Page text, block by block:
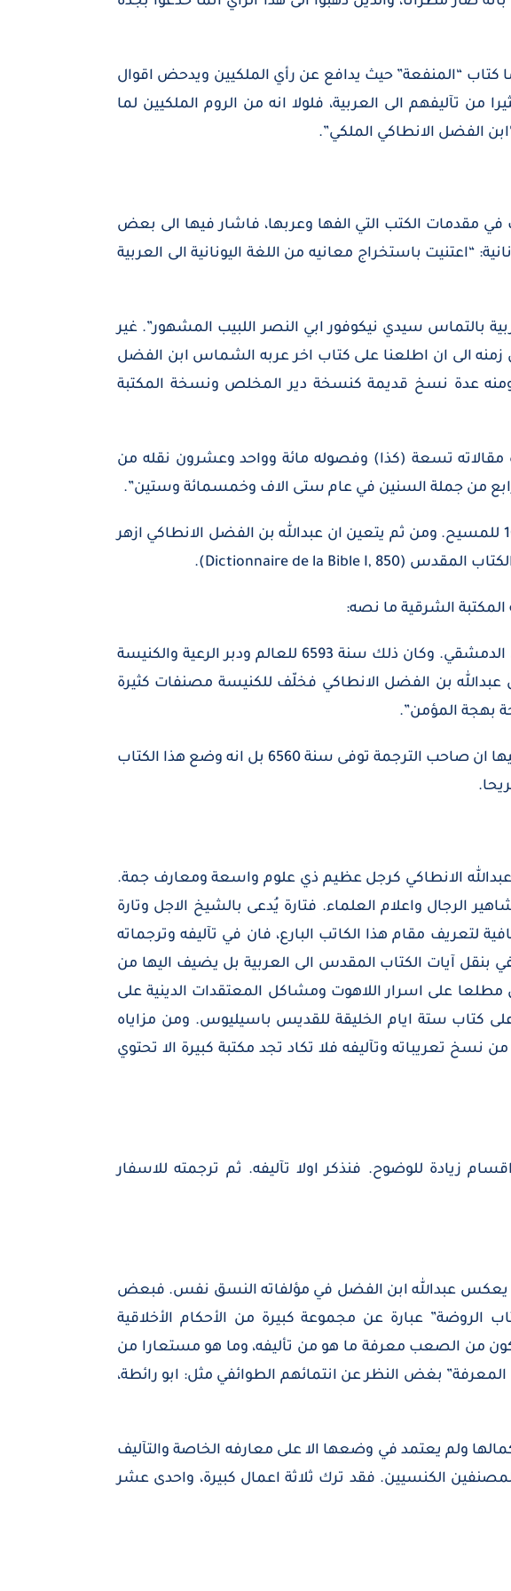
كتاب “المنفعة” حيث يدافع عن رأي الملكيين ويدحض اقوال
من تآليفهم الى العربية، فلولا انه من الروم الملكيين لما
الفضل الانطاكي الملكي”.
مقدمات الكتب التي الفها وعربها، فاشار فيها الى بعض
“اعتنيت باستخراج معانيه من اللغة اليونانية الى العربية
بالتماس سيدي نيكوفور ابي النصر اللبيب المشهور”. غير
زمنه الى ان اطلعنا على كتاب اخر عربه الشماس ابن الفضل
عدة نسخ قديمة كنسخة دير المخلص ونسخة المكتبة
مقالاته تسعة (كذا) وفصوله مائة وواحد وعشرون نقله من
الرابع من جملة السنين في عام ستى الاف وخمسمائة وستين”.
فالسنة 6560 هي سنة العالم على حساب الكنيسة القسطنطينية وهي توافق السنة 1052 للمسيح. ومن ثم يتعين ان عبدالله بن الفضل الانطاكي ازهر
“وبعد نيكيفورس صار يوحنا بطريركا على انطاكية فهذا البطريرك انشأ خبر يوحنا القس الدمشقي. وكان ذلك سنة 6593 للعالم ودبر الرعية والكنيسة
عبدالله بن الفضل الانطاكي فخلّف للكنيسة مصنفات كثيرة
لكن في قوله عن سنة وفاة ابن الفضل لنظرا فاننا راجعنا فاتحة بهجة المؤمن ولم نجد فيها ان صاحب الترجمة توفى سنة 6560 بل انه وضع هذا الكتاب
عبدالله الانطاكي كرجل عظيم ذي علوم واسعة ومعارف جمة.
الرجال واعلام العلماء. فتارة يُدعى بالشيخ الاجل وتارة
لتعريف مقام هذا الكاتب البارع، فان في تآليفه وترجماته
بنقل آيات الكتاب المقدس الى العربية بل يضيف اليها من
مطلعا على اسرار اللاهوت ومشاكل المعتقدات الدينية على
على كتاب ستة ايام الخليقة للقديس باسيليوس. ومن مزاياه
نسخ تعريباته وتآليفه فلا تكاد تجد مكتبة كبيرة الا تحتوي
زيادة للوضوح. فنذكر اولا تآليفه. ثم ترجمته للاسفار
يعكس عبدالله ابن الفضل في مؤلفاته النسق نفس. فبعض
الروضة” عبارة عن مجموعة كبيرة من الأحكام الأخلاقية
من الصعب معرفة ما هو من تأليفه، وما هو مستعارا من
بغض النظر عن انتمائهم الطوائفي مثل: ابو رائطة،
ولم يعتمد في وضعها الا على معارفه الخاصة والتآليف
الكنسيين. فقد ترك ثلاثة اعمال كبيرة، واحدى عشر